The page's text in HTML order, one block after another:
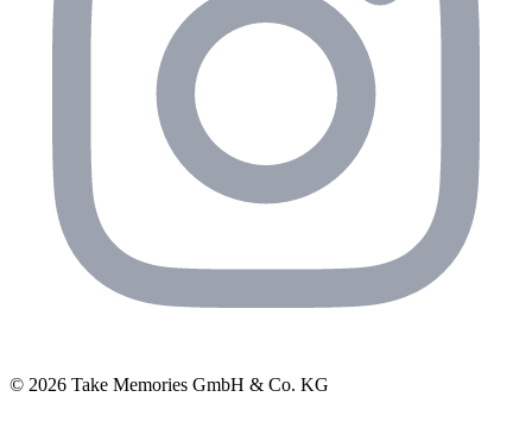
© 2026 Take Memories GmbH & Co. KG